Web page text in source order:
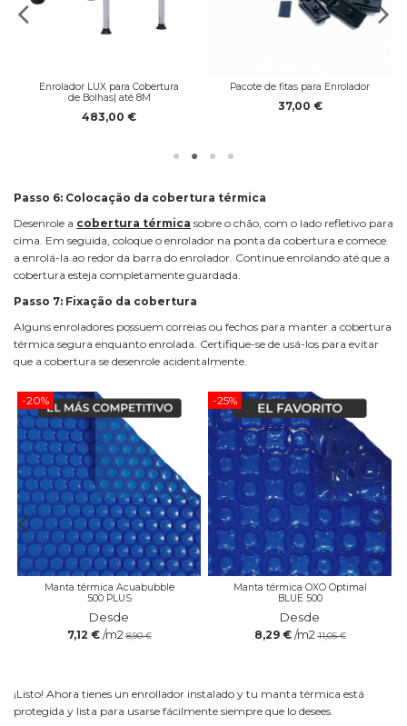
Enrolador LUX para Cobertura
de Bolhas| até 8M
483,00 €
Pacote de fitas para Enrolador
37,00 €
Passo 6: Colocação da cobertura térmica
Desenrole a cobertura térmica sobre o chão, com o lado refletivo para
cima. Em seguida, coloque o enrolador na ponta da cobertura e comece
a enrolá-la ao redor da barra do enrolador. Continue enrolando até que a
cobertura esteja completamente guardada.
Passo 7: Fixação da cobertura
Alguns enroladores possuem correias ou fechos para manter a cobertura
térmica segura enquanto enrolada. Certifique-se de usá-los para evitar
que a cobertura se desenrole acidentalmente.
-20%
Manta térmica Acuabubble
500 PLUS
Desde
7,12 € /m2 8,90 €
-25%
Manta térmica OXO Optimal
BLUE 500
Desde
8,29 € /m2 11,05 €
¡Listo! Ahora tienes un enrollador instalado y tu manta térmica está
protegida y lista para usarse fácilmente siempre que lo desees.